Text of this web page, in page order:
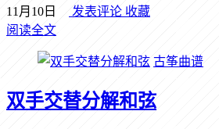
11月10日 发表评论 收藏
阅读全文
古筝曲谱
双手交替分解和弦